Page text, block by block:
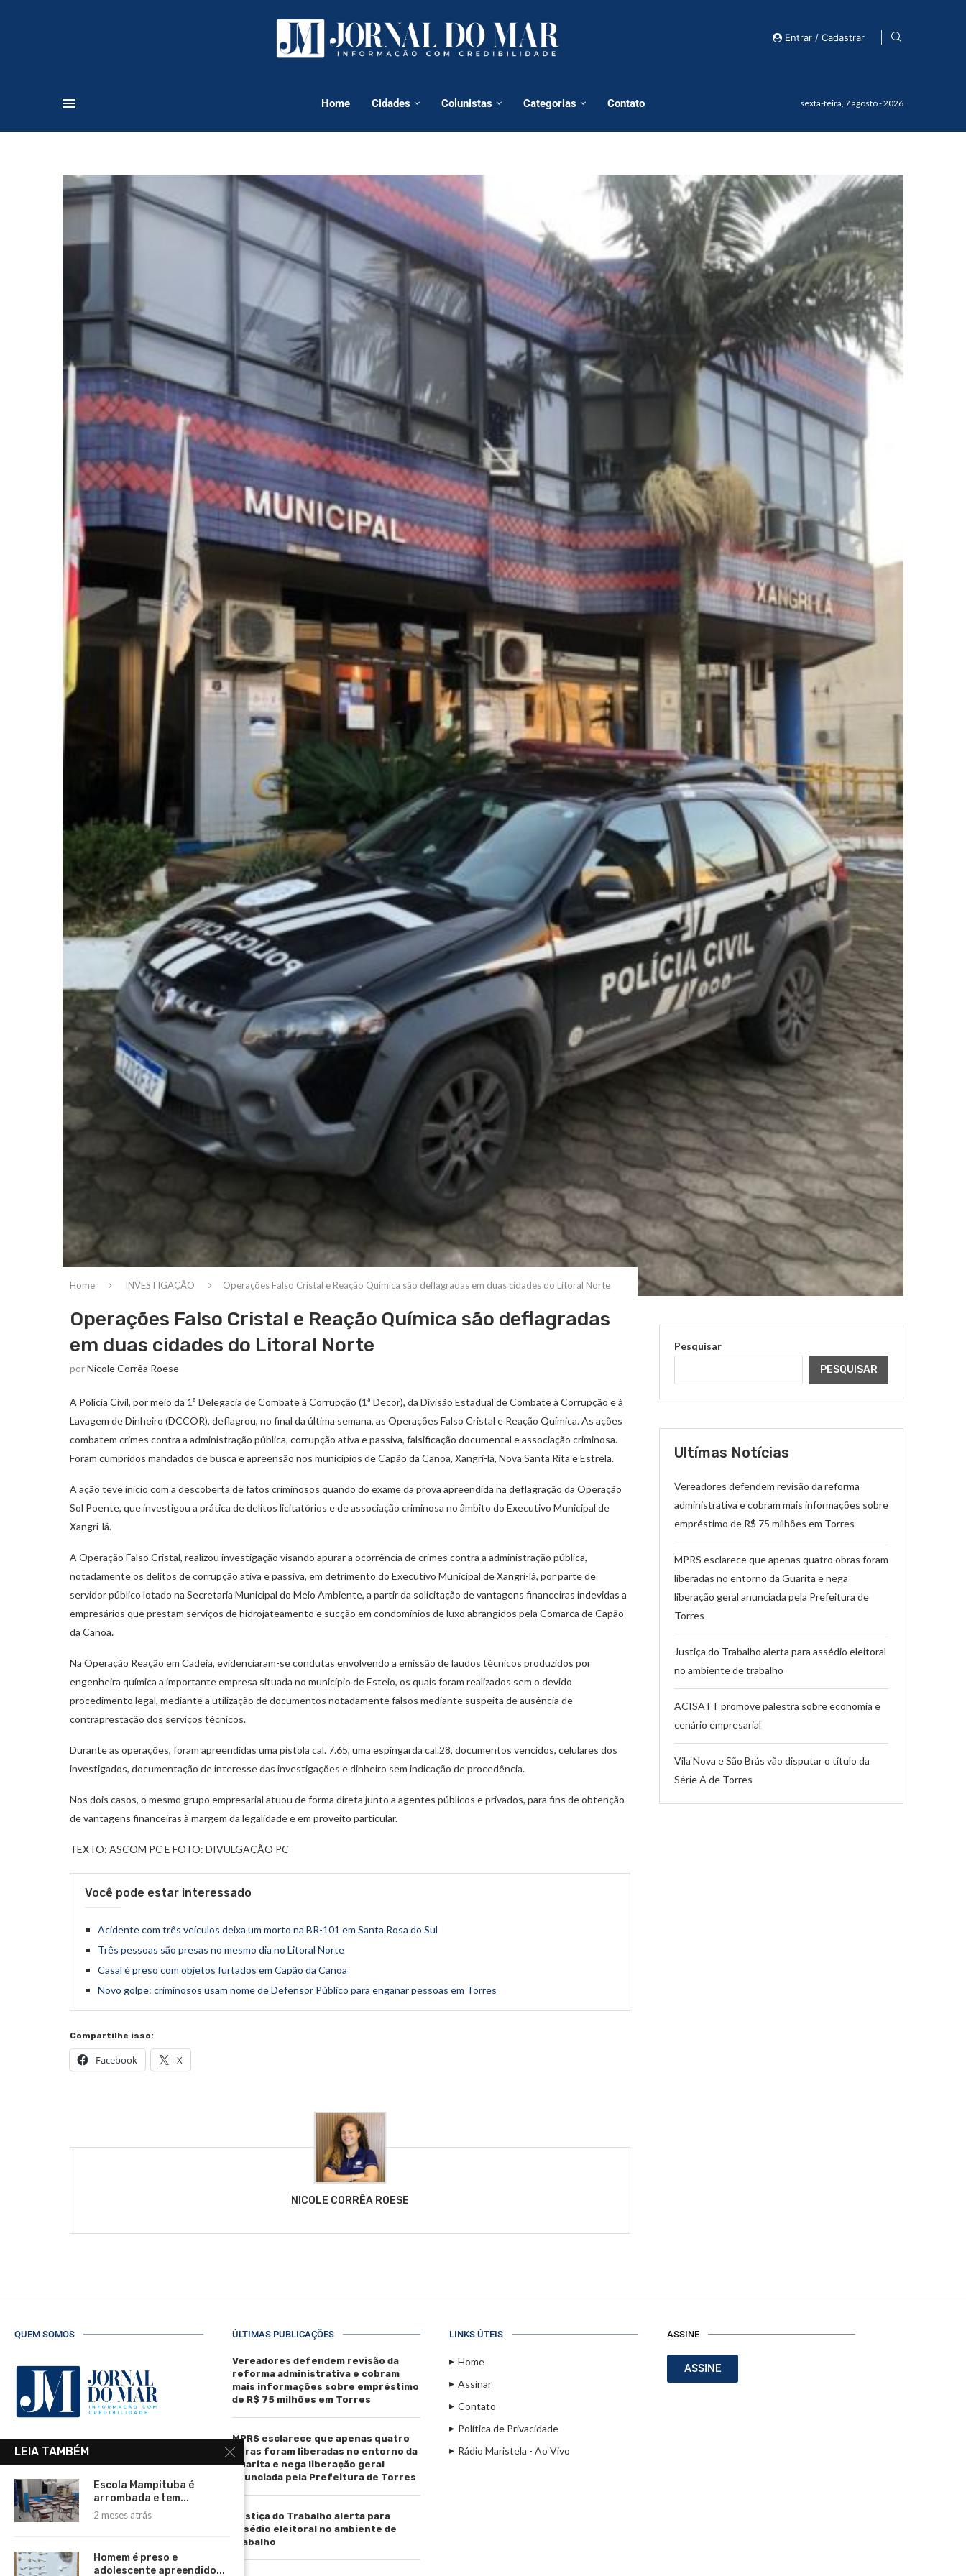
Entrar / Cadastrar
Home Cidades Colunistas Categorias Contato sexta-feira, 7 agosto - 2026
Home INVESTIGAÇÃO Operações Falso Cristal e Reação Química são deflagradas em duas cidades do Litoral Norte
Operações Falso Cristal e Reação Química são deflagradas
em duas cidades do Litoral Norte
porNicole Corrêa Roese
A Polícia Civil, por meio da 1ª Delegacia de Combate à Corrupção (1ª Decor), da Divisão Estadual de Combate à Corrupção e à
Lavagem de Dinheiro (DCCOR), deflagrou, no final da última semana, as Operações Falso Cristal e Reação Química. As ações
combatem crimes contra a administração pública, corrupção ativa e passiva, falsificação documental e associação criminosa.
Foram cumpridos mandados de busca e apreensão nos municípios de Capão da Canoa, Xangri-lá, Nova Santa Rita e Estrela.
A ação teve início com a descoberta de fatos criminosos quando do exame da prova apreendida na deflagração da Operação
Sol Poente, que investigou a prática de delitos licitatórios e de associação criminosa no âmbito do Executivo Municipal de
Xangri-lá.
A Operação Falso Cristal, realizou investigação visando apurar a ocorrência de crimes contra a administração pública,
notadamente os delitos de corrupção ativa e passiva, em detrimento do Executivo Municipal de Xangri-lá, por parte de
servidor público lotado na Secretaria Municipal do Meio Ambiente, a partir da solicitação de vantagens financeiras indevidas a
empresários que prestam serviços de hidrojateamento e sucção em condomínios de luxo abrangidos pela Comarca de Capão
da Canoa.
Na Operação Reação em Cadeia, evidenciaram-se condutas envolvendo a emissão de laudos técnicos produzidos por
engenheira química a importante empresa situada no município de Esteio, os quais foram realizados sem o devido
procedimento legal, mediante a utilização de documentos notadamente falsos mediante suspeita de ausência de
contraprestação dos serviços técnicos.
Durante as operações, foram apreendidas uma pistola cal. 7.65, uma espingarda cal.28, documentos vencidos, celulares dos
investigados, documentação de interesse das investigações e dinheiro sem indicação de procedência.
Nos dois casos, o mesmo grupo empresarial atuou de forma direta junto a agentes públicos e privados, para fins de obtenção
de vantagens financeiras à margem da legalidade e em proveito particular.
TEXTO: ASCOM PC E FOTO: DIVULGAÇÃO PC
Você pode estar interessado
Acidente com três veículos deixa um morto na BR-101 em Santa Rosa do Sul
Três pessoas são presas no mesmo dia no Litoral Norte
Casal é preso com objetos furtados em Capão da Canoa
Novo golpe: criminosos usam nome de Defensor Público para enganar pessoas em Torres
Compartilhe isso:
Facebook X
NICOLE CORRÊA ROESE
Pesquisar
PESQUISAR
Ultímas Notícias
Vereadores defendem revisão da reforma
administrativa e cobram mais informações sobre
empréstimo de R$ 75 milhões em Torres
MPRS esclarece que apenas quatro obras foram
liberadas no entorno da Guarita e nega
liberação geral anunciada pela Prefeitura de
Torres
Justiça do Trabalho alerta para assédio eleitoral
no ambiente de trabalho
ACISATT promove palestra sobre economia e
cenário empresarial
Vila Nova e São Brás vão disputar o título da
Série A de Torres
QUEM SOMOS
R. Manoel de Matos Pereira, 40 -
Telefone: (51) 3664-4188
Email:
comercial@jornaldomar.combr
imprensa@jornaldomar.combr
ÚLTIMAS PUBLICAÇÕES
Vereadores defendem revisão da
reforma administrativa e cobram
mais informações sobre empréstimo
de R$ 75 milhões em Torres
MPRS esclarece que apenas quatro
obras foram liberadas no entorno da
Guarita e nega liberação geral
anunciada pela Prefeitura de Torres
Justiça do Trabalho alerta para
assédio eleitoral no ambiente de
trabalho
LINKS ÚTEIS
Home
Assinar
Contato
Política de Privacidade
Rádio Maristela - Ao Vivo
ASSINE
ASSINE
LEIA TAMBÉM
Escola Mampituba é
arrombada e tem...
2 meses atrás
Homem é preso e
adolescente apreendido...